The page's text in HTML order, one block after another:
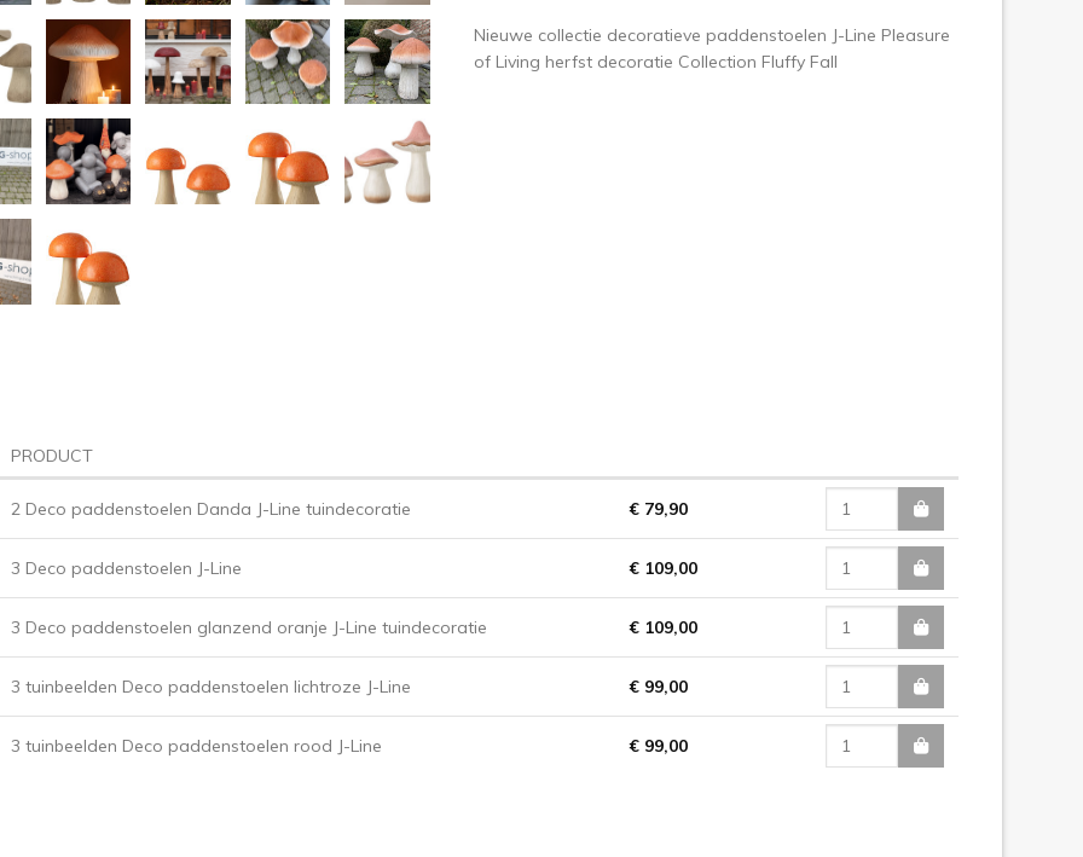
Nieuwe collectie decoratieve paddenstoelen J-Line Pleasure
of Living herfst decoratie Collection Fluffy Fall
PRODUCT
2 Deco paddenstoelen Danda J-Line tuindecoratie € 79,90
3 Deco paddenstoelen J-Line € 109,00
3 Deco paddenstoelen glanzend oranje J-Line tuindecoratie € 109,00
3 tuinbeelden Deco paddenstoelen lichtroze J-Line € 99,00
3 tuinbeelden Deco paddenstoelen rood J-Line € 99,00